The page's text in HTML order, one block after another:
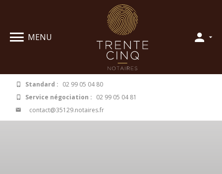
MENU
Standard : 02 99 05 04 80
Service négociation : 02 99 05 04 81
contact@35129.notaires.fr
Panneau de gestion des cookies